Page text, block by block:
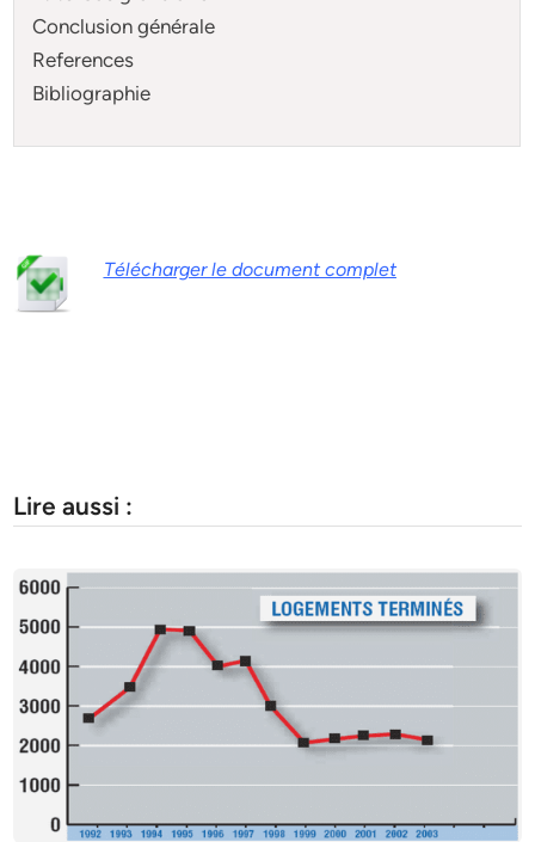
Conclusion générale
References
Bibliographie
Télécharger le document complet
Lire aussi :